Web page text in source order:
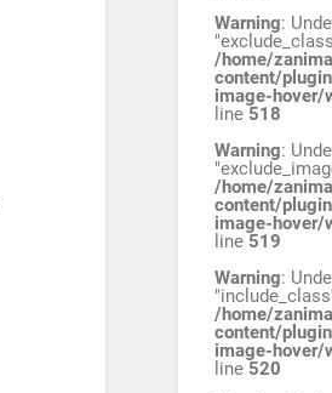
Warning:
/home/
content/
image-hover/
line 518
Warning:
/home/
content/
image-hover/
line 519
Warning:
/home/
content/
image-hover/
line 520